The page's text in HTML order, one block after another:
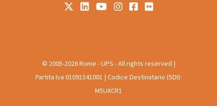
© 2005-2026 Rome - UPS - All rights reserved |
Partita Iva 01091541001 | Codice Destinatario (SDI):
M5UXCR1